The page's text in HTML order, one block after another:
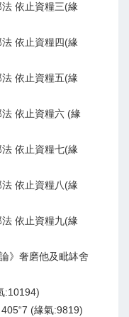
依止資糧三(緣
依止資糧四(緣
依止資糧五(緣
依止資糧六 (緣
依止資糧七(緣
依止資糧八(緣
依止資糧九(緣
》奢磨他及毗缽舍
:10194)
(緣氣:9819)